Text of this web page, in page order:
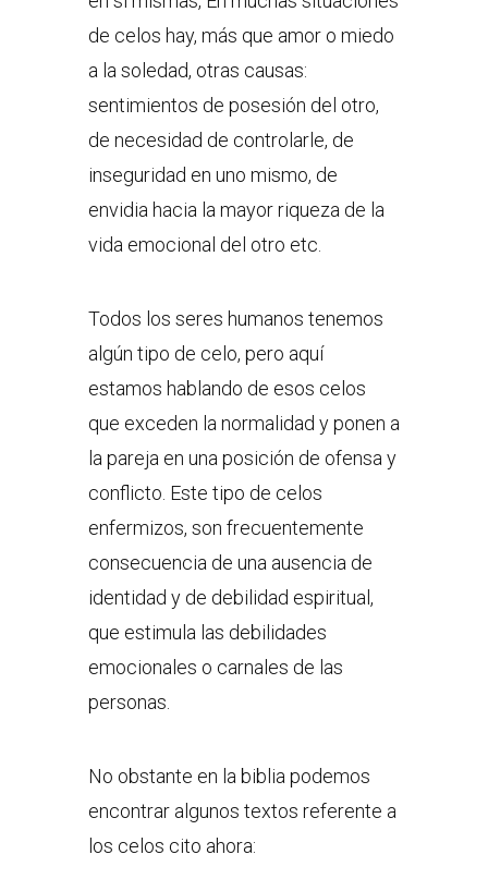
de celos hay, más que amor o miedo
a la soledad, otras causas:
sentimientos de posesión del otro,
de necesidad de controlarle, de
inseguridad en uno mismo, de
envidia hacia la mayor riqueza de la
vida emocional del otro etc.
Todos los seres humanos tenemos
algún tipo de celo, pero aquí
estamos hablando de esos celos
que exceden la normalidad y ponen a
la pareja en una posición de ofensa y
conflicto. Este tipo de celos
enfermizos, son frecuentemente
consecuencia de una ausencia de
identidad y de debilidad espiritual,
que estimula las debilidades
emocionales o carnales de las
personas.
No obstante en la biblia podemos
encontrar algunos textos referente a
los celos cito ahora: